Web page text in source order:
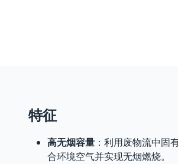
特征
高无烟容量 ：利用废物流中固
合环境空气并实现无烟燃烧。